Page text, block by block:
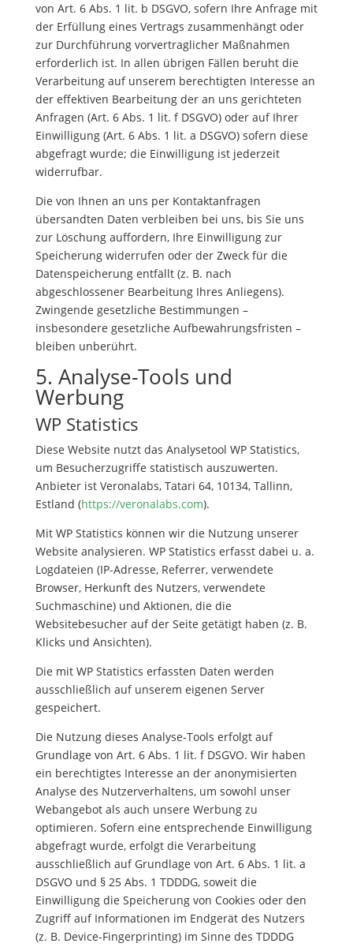
von Art. 6 Abs. 1 lit. b DSGVO, sofern Ihre Anfrage mit
der Erfüllung eines Vertrags zusammenhängt oder
zur Durchführung vorvertraglicher Maßnahmen
erforderlich ist. In allen übrigen Fällen beruht die
Verarbeitung auf unserem berechtigten Interesse an
der effektiven Bearbeitung der an uns gerichteten
Anfragen (Art. 6 Abs. 1 lit. f DSGVO) oder auf Ihrer
Einwilligung (Art. 6 Abs. 1 lit. a DSGVO) sofern diese
abgefragt wurde; die Einwilligung ist jederzeit
widerrufbar.
Die von Ihnen an uns per Kontaktanfragen
übersandten Daten verbleiben bei uns, bis Sie uns
zur Löschung auffordern, Ihre Einwilligung zur
Speicherung widerrufen oder der Zweck für die
Datenspeicherung entfällt (z. B. nach
abgeschlossener Bearbeitung Ihres Anliegens).
Zwingende gesetzliche Bestimmungen –
insbesondere gesetzliche Aufbewahrungsfristen –
bleiben unberührt.
5. Analyse-Tools und
Werbung
WP Statistics
Diese Website nutzt das Analysetool WP Statistics,
um Besucherzugriffe statistisch auszuwerten.
Anbieter ist Veronalabs, Tatari 64, 10134, Tallinn,
Estland (https://veronalabs.com).
Mit WP Statistics können wir die Nutzung unserer
Website analysieren. WP Statistics erfasst dabei u. a.
Logdateien (IP-Adresse, Referrer, verwendete
Browser, Herkunft des Nutzers, verwendete
Suchmaschine) und Aktionen, die die
Websitebesucher auf der Seite getätigt haben (z. B.
Klicks und Ansichten).
Die mit WP Statistics erfassten Daten werden
ausschließlich auf unserem eigenen Server
gespeichert.
Die Nutzung dieses Analyse-Tools erfolgt auf
Grundlage von Art. 6 Abs. 1 lit. f DSGVO. Wir haben
ein berechtigtes Interesse an der anonymisierten
Analyse des Nutzerverhaltens, um sowohl unser
Webangebot als auch unsere Werbung zu
optimieren. Sofern eine entsprechende Einwilligung
abgefragt wurde, erfolgt die Verarbeitung
ausschließlich auf Grundlage von Art. 6 Abs. 1 lit. a
DSGVO und § 25 Abs. 1 TDDDG, soweit die
Einwilligung die Speicherung von Cookies oder den
Zugriff auf Informationen im Endgerät des Nutzers
(z. B. Device-Fingerprinting) im Sinne des TDDDG